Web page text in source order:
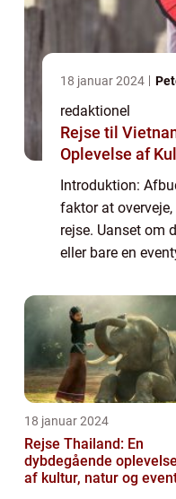
18 januar 2024
redaktionel
Rejse til
Oplevelse af
Introduktion:
faktor at
rejse. Uanset om
eller bare en
eller ændre din
18 januar 2024
Rejse Thailand: En
dybdegående oplevelse
af kultur, natur og